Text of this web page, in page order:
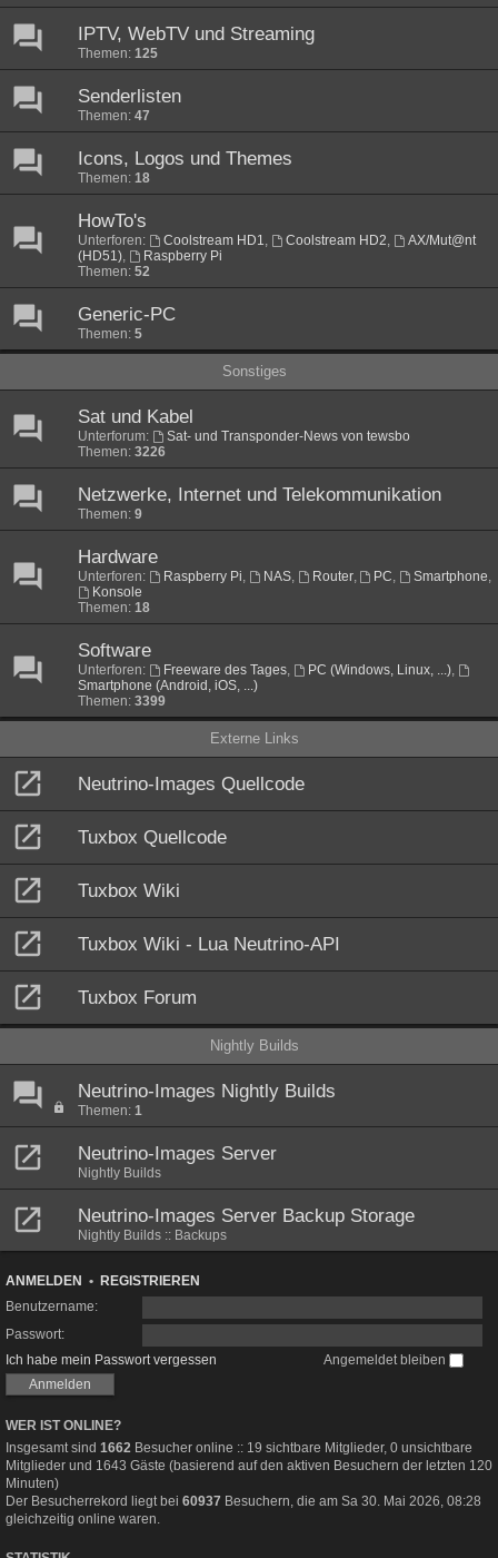
IPTV, WebTV und Streaming
Themen: 125
Senderlisten
Themen: 47
Icons, Logos und Themes
Themen: 18
HowTo's
Unterforen: Coolstream HD1, Coolstream HD2,
AX/Mut@nt
(HD51),
Raspberry Pi
Themen: 52
Generic-PC
Themen: 5
Sonstiges
Sat und Kabel
Unterforum:
Sat- und Transponder-News von tewsbo
Themen: 3226
Netzwerke, Internet und Telekommunikation
Themen: 9
Hardware
Unterforen: Raspberry Pi, NAS, Router, PC, Smartphone,
Konsole
Themen: 18
Software
Unterforen: Freeware des Tages, PC (Windows, Linux, ...),
Smartphone (Android, iOS, ...)
Themen: 3399
Externe Links
Neutrino-Images Quellcode
Tuxbox Quellcode
Tuxbox Wiki
Tuxbox Wiki - Lua Neutrino-API
Tuxbox Forum
Nightly Builds
Neutrino-Images Nightly Builds
Themen: 1
Neutrino-Images Server
Nightly Builds
Neutrino-Images Server Backup Storage
Nightly Builds :: Backups
ANMELDEN • REGISTRIEREN
Benutzername:
Passwort:
Ich habe mein Passwort vergessen
Angemeldet bleiben
WER IST ONLINE?
Insgesamt sind 1662 Besucher online :: 19 sichtbare Mitglieder, 0 unsichtbare
Mitglieder und 1643 Gäste (basierend auf den aktiven Besuchern der letzten 120
Minuten)
Der Besucherrekord liegt bei 60937 Besuchern, die am Sa 30. Mai 2026, 08:28
gleichzeitig online waren.